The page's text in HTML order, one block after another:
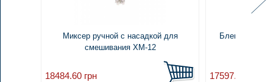
Миксер ручной с насадкой для
смешивания ХМ-12
18484.60 грн
Блендер
17597.00